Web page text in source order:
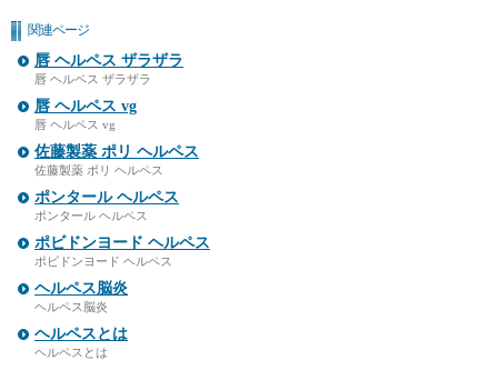
関連ページ
唇 ヘルペス ザラザラ
唇 ヘルペス ザラザラ
唇 ヘルペス vg
唇 ヘルペス vg
佐藤製薬 ポリ ヘルペス
佐藤製薬 ポリ ヘルペス
ポンタール ヘルペス
ポンタール ヘルペス
ポビドンヨード ヘルペス
ポビドンヨード ヘルペス
ヘルペス脳炎
ヘルペス脳炎
ヘルペスとは
ヘルペスとは